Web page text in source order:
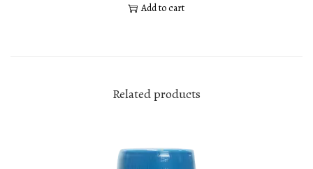
Add to cart
Related products